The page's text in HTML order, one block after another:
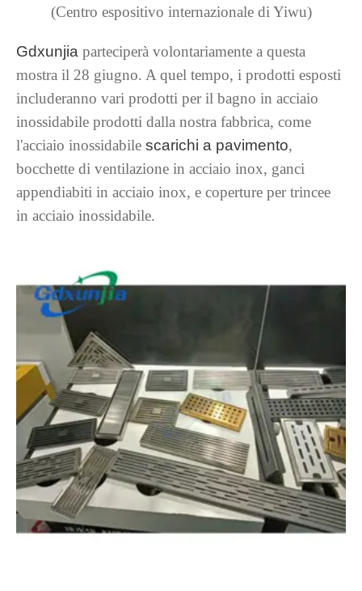
(Centro espositivo internazionale di Yiwu)
Gdxunjia parteciperà volontariamente a questa
mostra il 28 giugno. A quel tempo, i prodotti esposti
includeranno vari prodotti per il bagno in acciaio
inossidabile prodotti dalla nostra fabbrica, come
l'acciaio inossidabile scarichi a pavimento,
bocchette di ventilazione in acciaio inox, ganci
appendiabiti in acciaio inox, e coperture per trincee
in acciaio inossidabile.